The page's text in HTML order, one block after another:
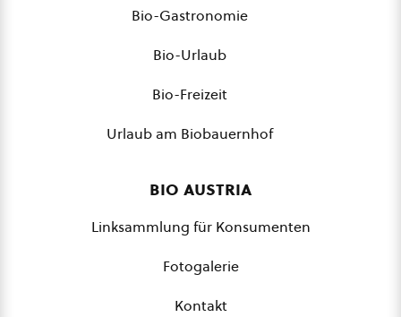
Bio-Gastronomie
Bio-Urlaub
Bio-Freizeit
Urlaub am Biobauernhof
bio austria
Linksammlung für Konsumenten
Fotogalerie
Kontakt